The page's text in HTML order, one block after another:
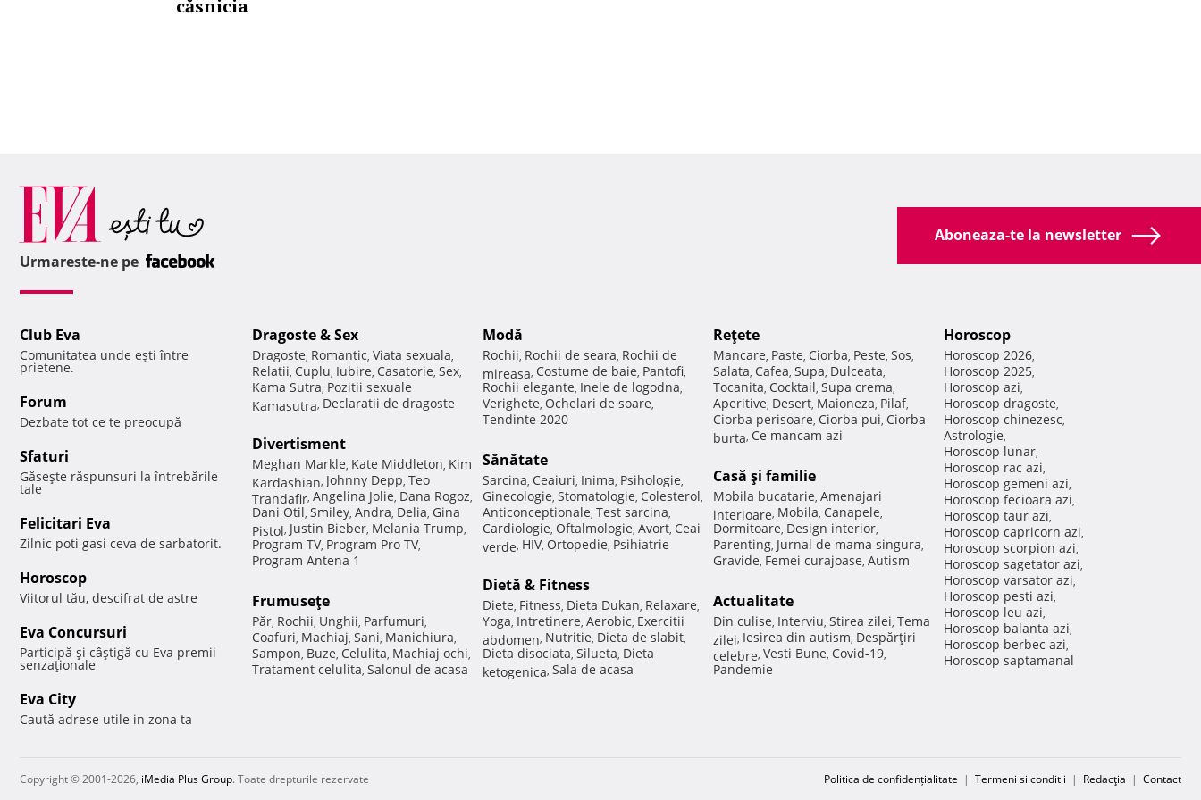
căsnicia
Aboneaza-te la newsletter
Urmareste-ne pe
Club Eva
Comunitatea unde eşti între
prietene.
Forum
Dezbate tot ce te preocupă
Sfaturi
Găseşte răspunsuri la întrebările
tale
Felicitari Eva
Zilnic poti gasi ceva de sarbatorit.
Horoscop
Viitorul tău, descifrat de astre
Eva Concursuri
Participă şi câştigă cu Eva premii
senzaţionale
Eva City
Caută adrese utile in zona ta
Dragoste & Sex
Dragoste, Romantic, Viata sexuala,
Relatii, Cuplu, Iubire, Casatorie, Sex,
Kama Sutra, Pozitii sexuale
Kamasutra, Declaratii de dragoste
Divertisment
Meghan Markle, Kate Middleton, Kim
Kardashian, Johnny Depp, Teo
Trandafir, Angelina Jolie, Dana Rogoz,
Dani Otil, Smiley, Andra, Delia, Gina
Pistol, Justin Bieber, Melania Trump,
Program TV, Program Pro TV,
Program Antena 1
Frumuseţe
Păr, Rochii, Unghii, Parfumuri,
Coafuri, Machiaj, Sani, Manichiura,
Sampon, Buze, Celulita, Machiaj ochi,
Tratament celulita, Salonul de acasa
Modă
Rochii, Rochii de seara, Rochii de
mireasa, Costume de baie, Pantofi,
Rochii elegante, Inele de logodna,
Verighete, Ochelari de soare,
Tendinte 2020
Sănătate
Sarcina, Ceaiuri, Inima, Psihologie,
Ginecologie, Stomatologie, Colesterol,
Anticonceptionale, Test sarcina,
Cardiologie, Oftalmologie, Avort, Ceai
verde, HIV, Ortopedie, Psihiatrie
Dietă & Fitness
Diete, Fitness, Dieta Dukan, Relaxare,
Yoga, Intretinere, Aerobic, Exercitii
abdomen, Nutritie, Dieta de slabit,
Dieta disociata, Silueta, Dieta
ketogenica, Sala de acasa
Reţete
Mancare, Paste, Ciorba, Peste, Sos,
Salata, Cafea, Supa, Dulceata,
Tocanita, Cocktail, Supa crema,
Aperitive, Desert, Maioneza, Pilaf,
Ciorba perisoare, Ciorba pui, Ciorba
burta, Ce mancam azi
Casă şi familie
Mobila bucatarie, Amenajari
interioare, Mobila, Canapele,
Dormitoare, Design interior,
Parenting, Jurnal de mama singura,
Gravide, Femei curajoase, Autism
Actualitate
Din culise, Interviu, Stirea zilei, Tema
zilei, Iesirea din autism, Despărţiri
celebre, Vesti Bune, Covid-19,
Pandemie
Horoscop
Horoscop 2026,
Horoscop 2025,
Horoscop azi,
Horoscop dragoste,
Horoscop chinezesc,
Astrologie,
Horoscop lunar,
Horoscop rac azi,
Horoscop gemeni azi,
Horoscop fecioara azi,
Horoscop taur azi,
Horoscop capricorn azi,
Horoscop scorpion azi,
Horoscop sagetator azi,
Horoscop varsator azi,
Horoscop pesti azi,
Horoscop leu azi,
Horoscop balanta azi,
Horoscop berbec azi,
Horoscop saptamanal
Copyright © 2001-2026, iMedia Plus Group. Toate drepturile rezervate Politica de confidențialitate | Termeni si conditii | Redacţia | Contact